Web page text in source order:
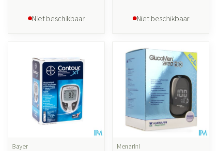
Niet beschikbaar Niet beschikbaar
Bayer
Menarini